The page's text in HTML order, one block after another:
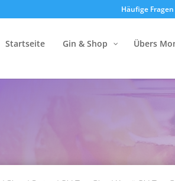
Häufige Fragen
Startseite Gin & Shop Übers